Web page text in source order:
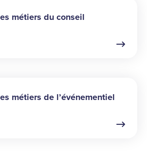
métiers du conseil
métiers de l’événementiel